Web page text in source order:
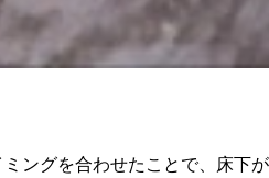
ングを合わせたことで、床